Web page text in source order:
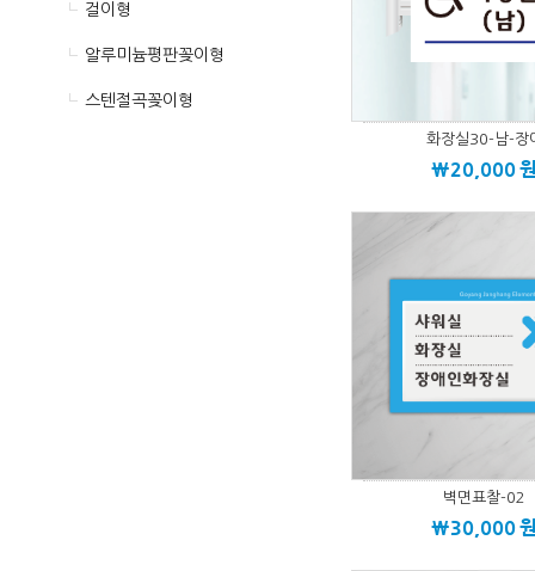
걸이형
알루미늄평판꽂이형
스텐절곡꽂이형
화장실30-남-장
\20,000
벽면표찰-02
\30,000